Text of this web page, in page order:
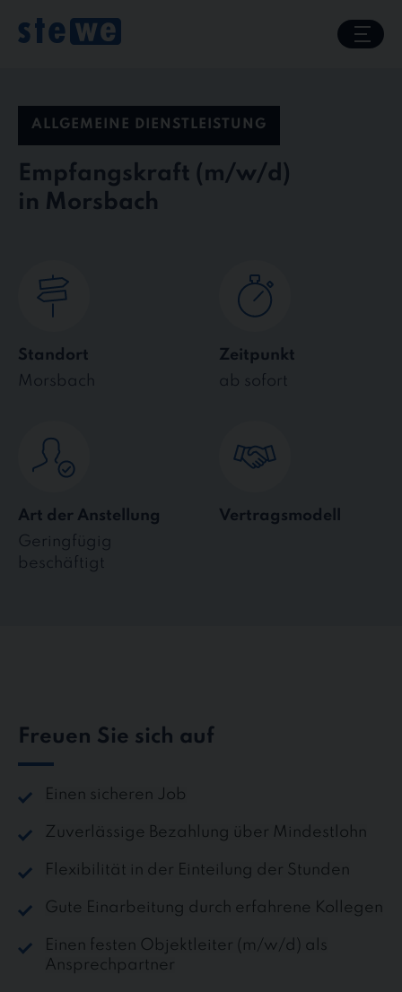
content
ALLGEMEINE DIENSTLEISTUNG
Empfangskraft
in Morsbach
Standort
Morsbach
Zeitpunkt
ab sofort
Art der Anstellung
Geringfügig
beschäftigt
Vertragsmodell
Freuen Sie sich auf
Einen sicheren Job
Zuverlässige Bezahlung über Mindestlohn
Flexibilität in der Einteilung der Stunden
Gute Einarbeitung durch erfahrene Kollegen
Einen festen Objektleiter (m/w/d) als
Ansprechpartner